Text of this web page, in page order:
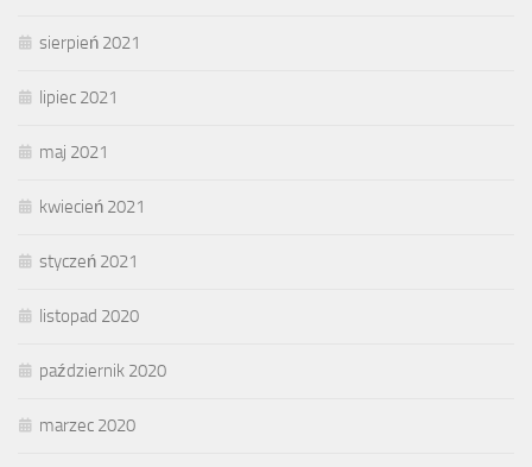
sierpień 2021
lipiec 2021
maj 2021
kwiecień 2021
styczeń 2021
listopad 2020
październik 2020
marzec 2020